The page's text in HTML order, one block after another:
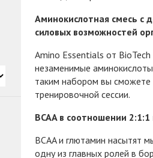
Аминокислотная смесь с
силовых возможностей
Amino Essentials от BioTech
незаменимые
таким набором вы сможете
тренировочной сессии.
BCAA в соотношении
BCAA и глютамин
одну из главных ролей в